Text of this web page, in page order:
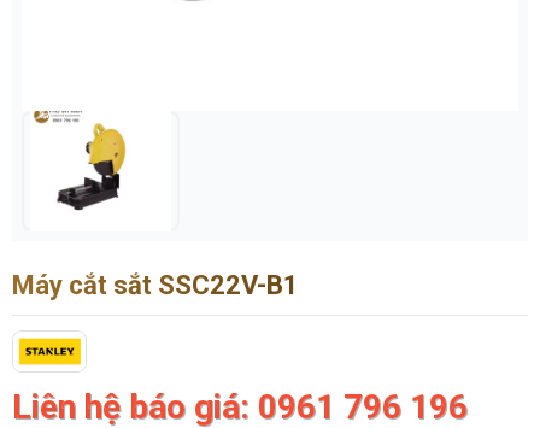
Máy cắt sắt SSC22V-B1
Liên hệ báo giá: 0961 796 196